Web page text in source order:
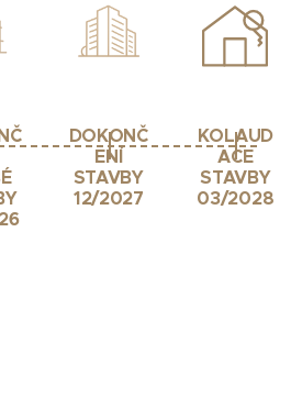
DOKONČ
ENÍ
STAVBY
12/2027
KOLAUD
ACE
STAVBY
03/2028